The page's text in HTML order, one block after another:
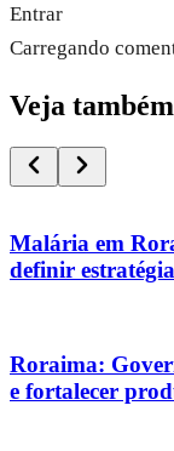
Entrar
Carregando
Veja também
Malária em
definir
Roraima:
e fortalecer